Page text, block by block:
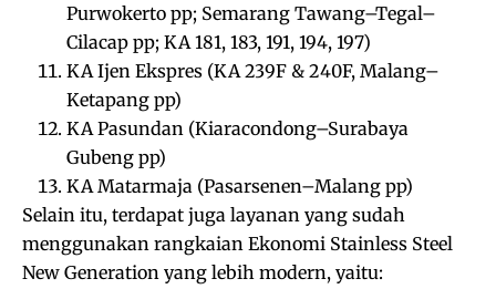
Purwokerto pp; Semarang Tawang–Tegal–
Cilacap pp; KA 181, 183, 191, 194, 197)
KA Ijen Ekspres (KA 239F & 240F, Malang–
Ketapang pp)
KA Pasundan (Kiaracondong–Surabaya
Gubeng pp)
KA Matarmaja (Pasarsenen–Malang pp)
Selain itu, terdapat juga layanan yang sudah
menggunakan rangkaian Ekonomi Stainless Steel
New Generation yang lebih modern, yaitu: